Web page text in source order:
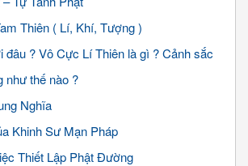
Thiên ( Lí, Khí, Tượng )
đâu ? Vô Cực Lí Thiên là gì ? Cảnh sắc
như thế nào ?
Nghĩa
Khinh Sư Mạn Pháp
Thiết Lập Phật Đường